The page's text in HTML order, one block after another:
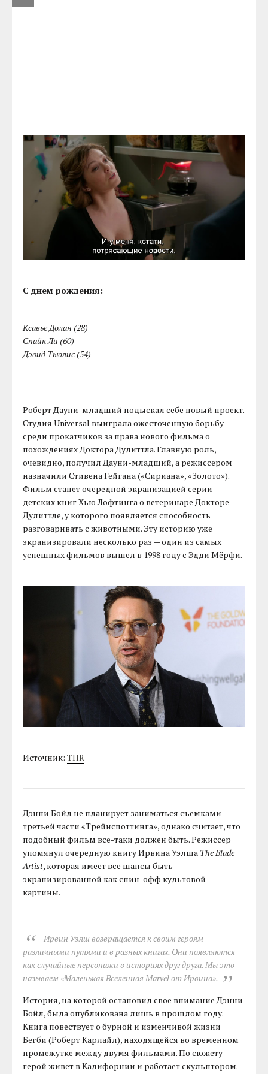
С днем рождения:
Ксавье Долан (28)
Спайк Ли (60)
Дэвид Тьюлис (54)
Роберт Дауни-младший подыскал себе новый проект.
Студия Universal выиграла ожесточенную борьбу
среди прокатчиков за права нового фильма о
похождениях Доктора Дулиттла. Главную роль,
очевидно, получил Дауни-младший, а режиссером
назначили Стивена Гейгана («Сириана», «Золото»).
Фильм станет очередной экранизацией серии
детских книг Хью Лофтинга о ветеринаре Докторе
Дулиттле, у которого появляется способность
разговаривать с животными. Эту историю уже
экранизировали несколько раз — один из самых
успешных фильмов вышел в 1998 году с Эдди Мёрфи.
Источник:THR
Дэнни Бойл не планирует заниматься съемками
третьей части «Трейнспоттинга», однако считает, что
подобный фильм все-таки должен быть. Режиссер
упомянул очередную книгу Ирвина Уэлша The Blade
Artist, которая имеет все шансы быть
экранизированной как спин-офф культовой
картины.
Ирвин Уэлш возвращается к своим героям
различными путями и в разных книгах. Они появляются
как случайные персонажи в историях друг друга. Мы это
называем «Маленькая Вселенная Marvel от Ирвина».
История, на которой остановил свое внимание Дэнни
Бойл, была опубликована лишь в прошлом году.
Книга повествует о бурной и изменчивой жизни
Бегби (Роберт Карлайл), находящейся во временном
промежутке между двумя фильмами. По сюжету
герой живет в Калифорнии и работает скульптором.